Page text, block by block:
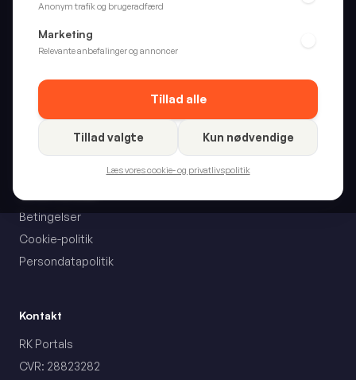
Anonym trafik og brugeradfærd
Marketing
Relevante anbefalinger og annoncer
Tillad alle
Tillad valgte Kun nødvendige
Læs vores cookie- og privatlivspolitik
Hjem
Fritid
Alle kategorier
Betingelser
Cookie-politik
Persondatapolitik
Kontakt
RK Portals
CVR: 28823282